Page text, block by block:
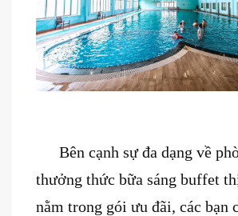
Bên cạnh sự đa dạng về
thưởng thức bữa sáng buffet
nằm trong gói ưu đãi, các bạn